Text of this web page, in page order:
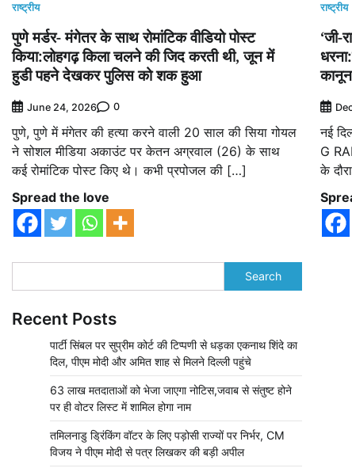
राष्ट्रीय
पुणे मर्डर- मंगेतर के साथ रोमांटिक वीडियो पोस्ट
किया:लोहगढ़ किला चलने की जिद करती थी, जून में
हुडी पहने देखकर पुलिस को शक हुआ
June 24, 2026 0
पुणे, पुणे में मंगेतर की हत्या करने वाली 20 साल की सिया गोयल
ने सोशल मीडिया अकाउंट पर केतन अग्रवाल (26) के साथ
कई रोमांटिक पोस्ट किए थे। कभी प्रपोजल की […]
Spread the love
राष्ट्रीय
‘जी-
नई
G
के
Search
Recent Posts
पार्टी सिंबल पर सुप्रीम कोर्ट की टिप्पणी से धड़का एकनाथ शिंदे का
दिल, पीएम मोदी और अमित शाह से मिलने दिल्ली पहुंचे
63 लाख मतदाताओं को भेजा जाएगा नोटिस,जवाब से संतुष्ट होने
पर ही वोटर लिस्ट में शामिल होगा नाम
तमिलनाडु ड्रिंकिंग वॉटर के लिए पड़ोसी राज्यों पर निर्भर, CM
विजय ने पीएम मोदी से पत्र लिखकर की बड़ी अपील